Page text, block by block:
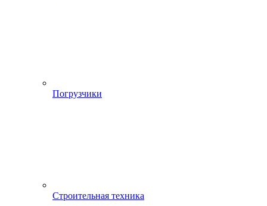
Погрузчики
Строительная техника